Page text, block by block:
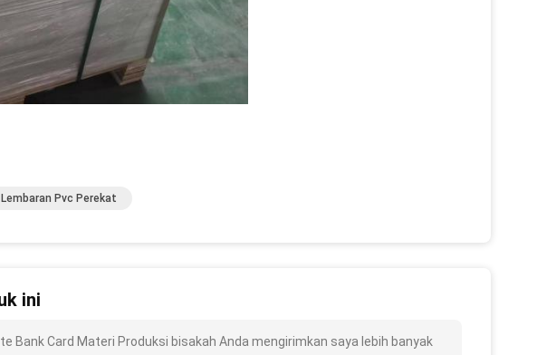
Lembaran Pvc Perekat
ini
Bank Card Materi Produksi bisakah Anda mengirimkan saya lebih banyak